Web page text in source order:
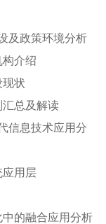
及政策环境分析
构介绍
现状
汇总及解读
信息技术应用分
用层
的融合应用分析